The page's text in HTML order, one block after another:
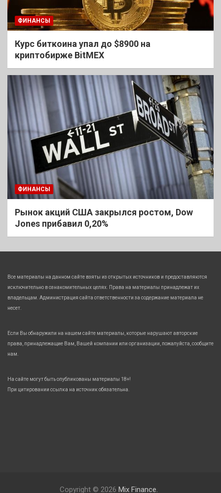
ФИНАНСЫ
Курс биткоина упал до $8900 на
криптобирже BitMEX
ФИНАНСЫ
Рынок акций США закрылся ростом, Dow
Jones прибавил 0,20%
Все материалы на данном сайте взяты из открытых источников и предоставляются
исключительно в ознакомительных целях. Права на материалы принадлежат их
владельцам. Администрация сайта ответственности за содержание материала не
несет.
Если Вы обнаружили на нашем сайте материалы, которые нарушают авторские
права, принадлежащие Вам, Вашей компании или организации, пожалуйста, сообщите
нам.
На сайте могут быть опубликованы материалы 18+!
При цитировании ссылка на источник обязательна.
Copyright © 2026 Mix Finance.